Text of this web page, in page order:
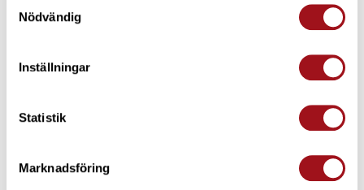
Nödvändig
Inställningar
Statistik
Marknadsföring